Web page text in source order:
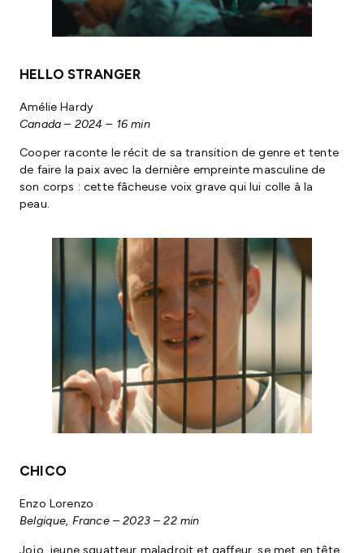
HELLO STRANGER
Amélie Hardy
Canada – 2024 – 16 min
Cooper raconte le récit de sa transition de genre et tente
de faire la paix avec la dernière empreinte masculine de
son corps : cette fâcheuse voix grave qui lui colle à la
peau.
CHICO
Enzo Lorenzo
Belgique, France – 2023 – 22 min
Jojo, jeune squatteur maladroit et gaffeur, se met en tête